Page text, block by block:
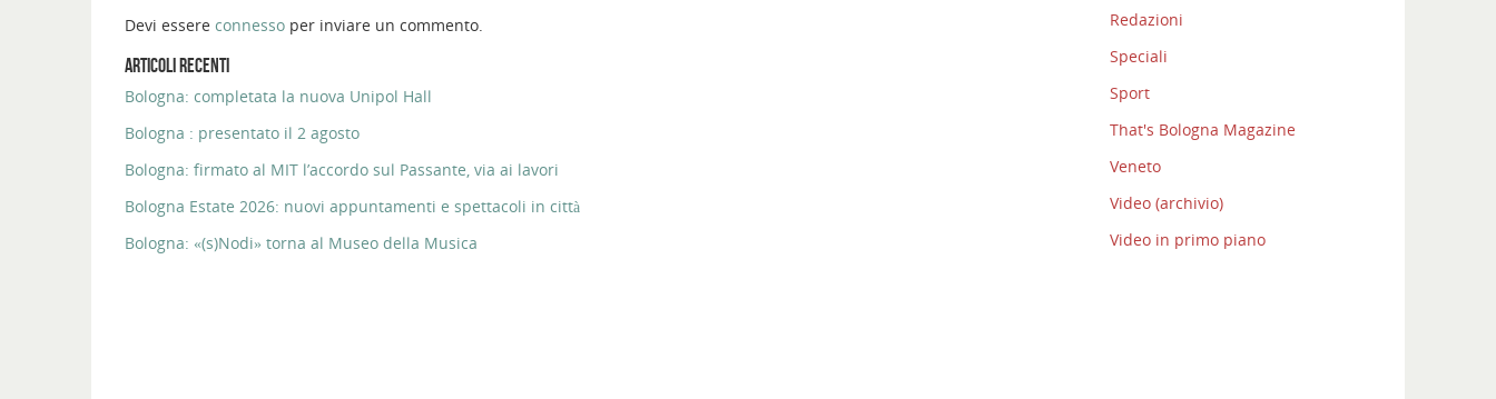
Devi essere connesso per inviare un commento.
ARTICOLI RECENTI
Bologna: completata la nuova Unipol Hall
Bologna : presentato il 2 agosto
Bologna: firmato al MIT l’accordo sul Passante, via ai lavori
Bologna Estate 2026: nuovi appuntamenti e spettacoli in città
Bologna: «(s)Nodi» torna al Museo della Musica
Redazioni
Speciali
Sport
That's Bologna Magazine
Veneto
Video (archivio)
Video in primo piano